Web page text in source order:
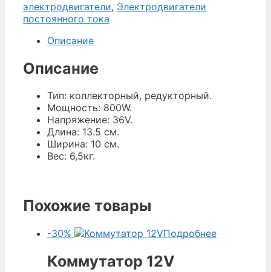
12
000,00
500,00
электродвигатели, Электродвигатели
постоянного тока
Описание
Описание
Тип: коллекторный, редукторный.
Мощность: 800W.
Напряжение: 36V.
Длина: 13.5 см.
Ширина: 10 см.
Вес: 6,5кг.
Похожие товары
-30% Подробнее
Коммутатор 12V